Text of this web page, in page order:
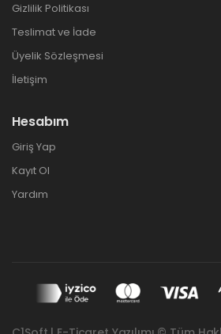
Gizlilik Politikası
Teslimat ve İade
Üyelik Sözleşmesi
İletişim
Hesabım
Giriş Yap
Kayıt Ol
Yardım